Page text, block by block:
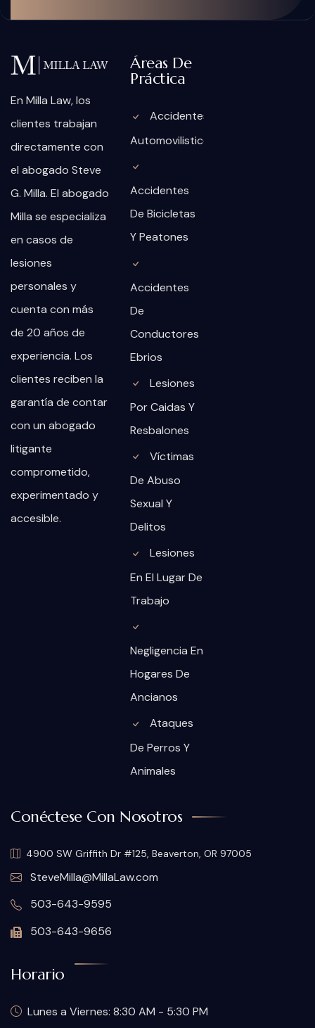
En Milla Law, los
clientes trabajan
directamente con
el abogado Steve
G. Milla. El abogado
Milla se especializa
en casos de
lesiones
personales y
cuenta con más
de 20 años de
experiencia. Los
clientes reciben la
garantía de contar
con un abogado
litigante
comprometido,
experimentado y
accesible.
Áreas De
Práctica
Accidentes
Automovilisticos
Accidentes
De Bicicletas
Y Peatones
Accidentes
De
Conductores
Ebrios
Lesiones
Por Caidas Y
Resbalones
Víctimas
De Abuso
Sexual Y
Delitos
Lesiones
En El Lugar De
Trabajo
Negligencia En
Hogares De
Ancianos
Ataques
De Perros Y
Animales
Conéctese Con Nosotros
4900 SW Griffith Dr #125, Beaverton, OR 97005
SteveMilla@MillaLaw.com
503-643-9595
503-643-9656
Horario
Lunes a Viernes: 8:30 AM - 5:30 PM